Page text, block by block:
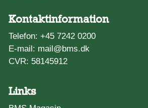
Kontaktinformation
Telefon:+45 7242 0200
E-mail: mail@bms.dk
CVR: 58145912
Links